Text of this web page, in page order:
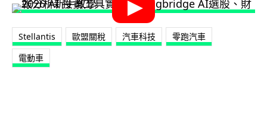
Stellantis 歐盟關稅 汽車科技
零跑汽車
電動車